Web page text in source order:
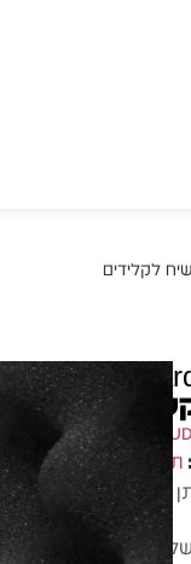
Keyboard
לקלידים
תיק קשיח Hardcase
עד 10 תשלומים ללא ריבית
מהיר - זמן אספקה בין 3-5 ימי